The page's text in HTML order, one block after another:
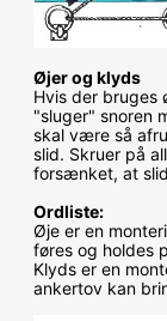
Øjer og klyds
Hvis der bruges
"sluger" snoren
skal være så
slid. Skruer på
forsænket, at
Ordliste:
Øje er en
føres og holdes
Klyds er en
ankertov kan